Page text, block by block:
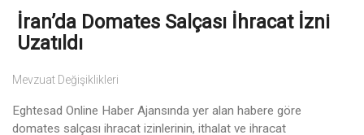
İran’da Domates Salçası İhracat İzni
Uzatıldı
Mevzuat Değişiklikleri
Eghtesad Online Haber Ajansında yer alan habere göre
domates salçası ihracat izinlerinin, ithalat ve ihracat